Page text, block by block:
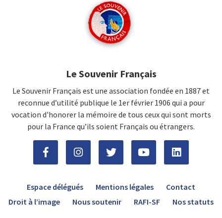
Le Souvenir Français
Le Souvenir Français est une association fondée en 1887 et
reconnue d’utilité publique le 1er février 1906 qui a pour
vocation d'honorer la mémoire de tous ceux qui sont morts
pour la France qu’ils soient Français ou étrangers.
Espace délégués Mentions légales
Contact
Droit à l’image
Nous soutenir RAFI-SF Nos statuts